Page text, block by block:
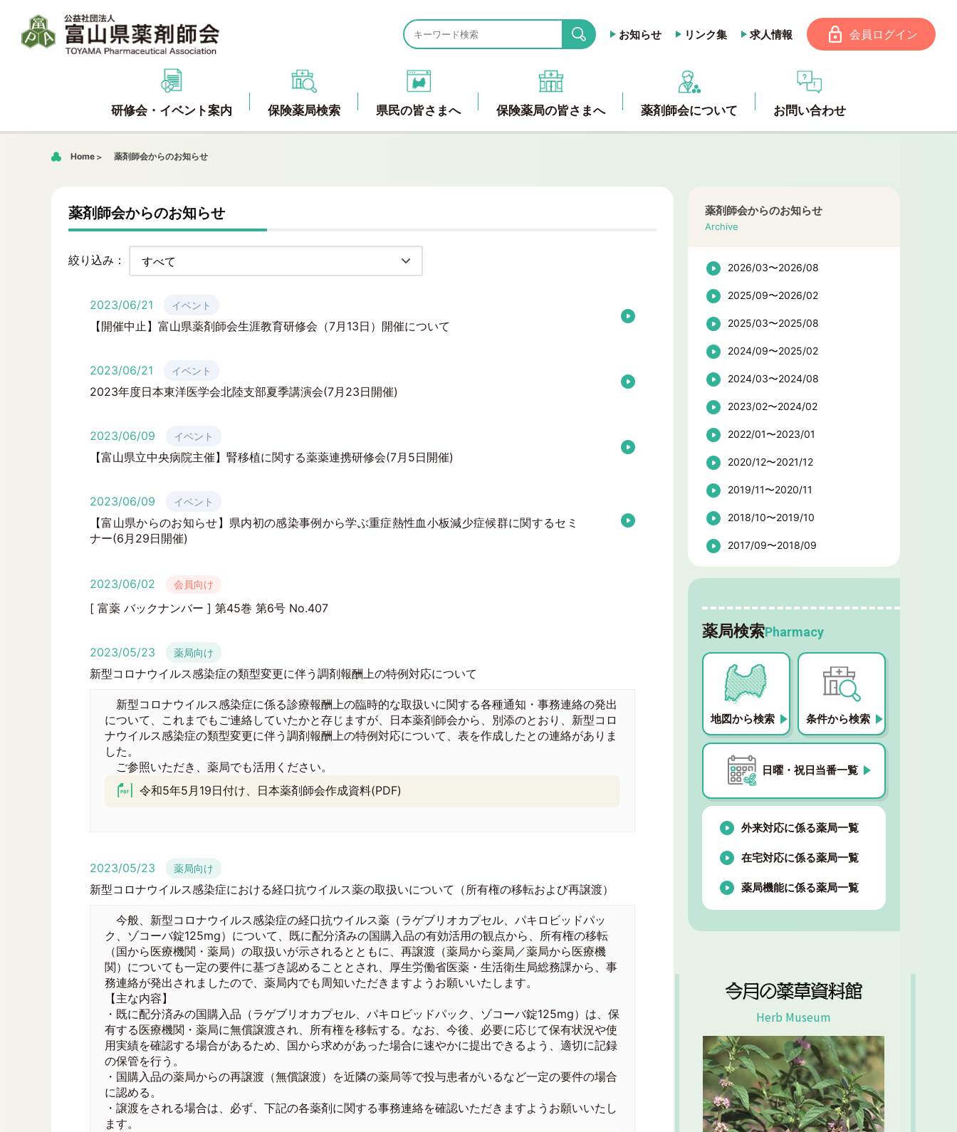
search お知らせ リンク集 求人情報 会員ログイン
研修会・イベント案内 保険薬局検索 県民の皆さまへ 保険薬局の皆さまへ 薬剤師会について お問い合わせ
Home 薬剤師会からのお知らせ
薬剤師会からのお知らせ
絞り込み：
2023/06/21 イベント
【開催中止】富山県薬剤師会生涯教育研修会（7月13日）開催について
2023/06/21 イベント
2023年度日本東洋医学会北陸支部夏季講演会(7月23日開催)
2023/06/09 イベント
【富山県立中央病院主催】腎移植に関する薬薬連携研修会(7月5日開催)
2023/06/09 イベント
【富山県からのお知らせ】県内初の感染事例から学ぶ重症熱性血小板減少症候群に関するセミ
ナー(6月29日開催)
2023/06/02 会員向け
[ 富薬 バックナンバー ] 第45巻 第6号 No.407
2023/05/23 薬局向け
新型コロナウイルス感染症の類型変更に伴う調剤報酬上の特例対応について
新型コロナウイルス感染症に係る診療報酬上の臨時的な取扱いに関する各種通知・事務連絡の発出
について、これまでもご連絡していたかと存じますが、日本薬剤師会から、別添のとおり、新型コロ
ナウイルス感染症の類型変更に伴う調剤報酬上の特例対応について、表を作成したとの連絡がありま
した。
ご参照いただき、薬局でも活用ください。
令和5年5月19日付け、日本薬剤師会作成資料(PDF)
2023/05/23 薬局向け
新型コロナウイルス感染症における経口抗ウイルス薬の取扱いについて（所有権の移転および再譲渡）
今般、新型コロナウイルス感染症の経口抗ウイルス薬（ラゲブリオカプセル、パキロビッドパッ
ク、ゾコーバ錠125mg）について、既に配分済みの国購入品の有効活用の観点から、所有権の移転
（国から医療機関・薬局）の取扱いが示されるとともに、再譲渡（薬局から薬局／薬局から医療機
関）についても一定の要件に基づき認めることとされ、厚生労働省医薬・生活衛生局総務課から、事
務連絡が発出されましたので、薬局内でも周知いただきますようお願いいたします。
【主な内容】
・既に配分済みの国購入品（ラゲブリオカプセル、パキロビッドパック、ゾコーバ錠125mg）は、保
有する医療機関・薬局に無償譲渡され、所有権を移転する。なお、今後、必要に応じて保有状況や使
用実績を確認する場合があるため、国から求めがあった場合に速やかに提出できるよう、適切に記録
の保管を行う。
・国購入品の薬局からの再譲渡（無償譲渡）を近隣の薬局等で投与患者がいるなど一定の要件の場合
に認める。
・譲渡をされる場合は、必ず、下記の各薬剤に関する事務連絡を確認いただきますようお願いいたし
ます。
薬剤師会からのお知らせ
Archive
2026/03〜2026/08
2025/09〜2026/02
2025/03〜2025/08
2024/09〜2025/02
2024/03〜2024/08
2023/02〜2024/02
2022/01〜2023/01
2020/12〜2021/12
2019/11〜2020/11
2018/10〜2019/10
2017/09〜2018/09
薬局検索Pharmacy
地図から検索 条件から検索
日曜・祝日当番一覧
外来対応に係る薬局一覧
在宅対応に係る薬局一覧
薬局機能に係る薬局一覧
今月の薬草資料館
Herb Museum